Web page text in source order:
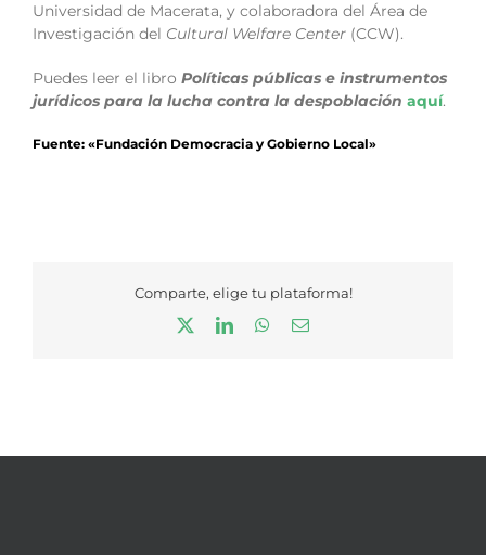
Universidad de Macerata, y colaboradora del Área de
Investigación del Cultural Welfare Center (CCW).
Puedes leer el libro Políticas públicas e instrumentos
jurídicos para la lucha contra la despoblación aquí.
Fuente: «Fundación Democracia y Gobierno Local»
Comparte, elige tu plataforma!
LinkedInWhatsApp
Correo